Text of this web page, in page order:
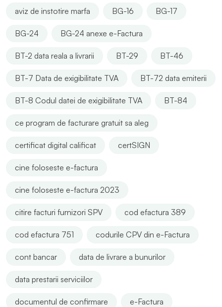
aviz de instotire marfa BG-16 BG-17
BG-24 BG-24 anexe e-Factura
BT-2 data reala a livrarii BT-29 BT-46
BT-7 Data de exigibilitate TVA BT-72 data emiterii
BT-8 Codul datei de exigibilitate TVA BT-84
ce program de facturare gratuit sa aleg
certificat digital calificat certSIGN
cine foloseste e-factura
cine foloseste e-factura 2023
citire facturi furnizori SPV cod efactura 389
cod efactura 751 codurile CPV din e-Factura
cont bancar data de livrare a bunurilor
data prestarii serviciilor
documentul de confirmare e-Factura